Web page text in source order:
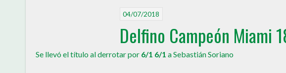
04/07/2018
Delfino Campeón Miami
Se llevó el título al derrotar por 6/1 6/1 a Sebastián Soriano